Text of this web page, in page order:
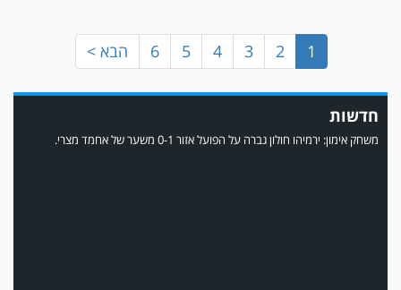
1
2
3
4
5
6 הבא >
חדשות
משחק אימון: ירמיהו חולון גברה על הפועל אזור 0-1 משער של אחמד מצרי.